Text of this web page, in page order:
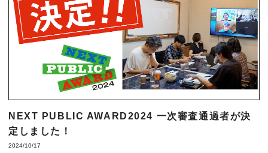
NEXT PUBLIC AWARD2024 一次審査通過者が決
定しました！
2024/10/17